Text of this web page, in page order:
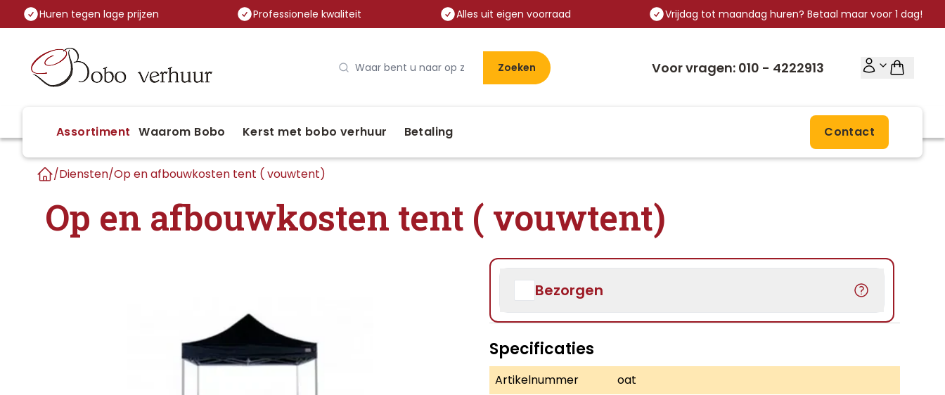
Huren tegen lage prijzen Professionele kwaliteit Alles uit eigen voorraad Vrijdag tot maandag huren? Betaal maar voor 1 dag!
Zoeken Voor vragen: 010 - 4222913
Assortiment Waarom Bobo Kerst met bobo verhuur Betaling Contact
/Diensten/Op en afbouwkosten tent ( vouwtent)
Op en afbouwkosten tent ( vouwtent)
Bezorgen
Specificaties
Artikelnummer
oat